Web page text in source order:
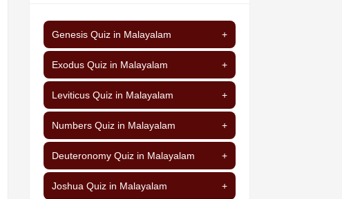
Genesis Quiz in Malayalam +
Exodus Quiz in Malayalam +
Leviticus Quiz in Malayalam +
Numbers Quiz in Malayalam +
Deuteronomy Quiz in Malayalam +
Joshua Quiz in Malayalam +